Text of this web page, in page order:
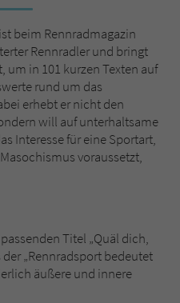
beim Rennradmagazin
Rennradler und bringt
in 101 kurzen Texten auf
rund um das
erhebt er nicht den
will auf unterhaltsame
Interesse für eine Sportart,
voraussetzt,
Titel „Quäl dich,
der „Rennradsport bedeutet
äußere und innere